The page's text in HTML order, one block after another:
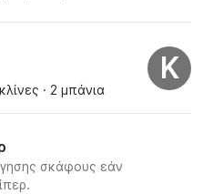
· 2 μπάνια
K
σκάφους εάν